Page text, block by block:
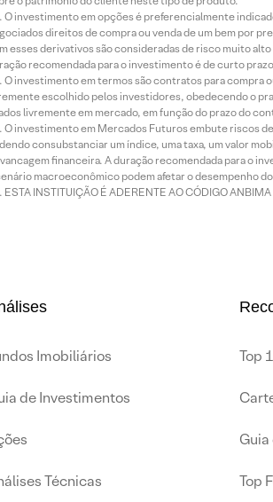
O investimento em opções é preferencialmente
direitos de compra ou venda de um bem por
esses derivativos são consideradas de risco muito
recomendada para o investimento é de curto
O investimento em termos são contratos para compra
escolhido pelos investidores, obedecendo o
livremente em mercado, em função do prazo do
O investimento em Mercados Futuros embute riscos
consubstanciar um índice, uma taxa, um valor
financeira. A duração recomendada para o
macroeconômico podem afetar o desempenho
ESTA INSTITUIÇÃO É ADERENTE AO CÓDIGO
Imobiliários
de Investimentos
Técnicas
Top
Top